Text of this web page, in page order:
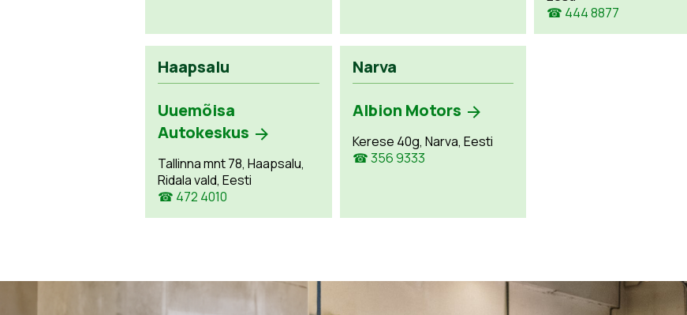
☎ 444 8877
Haapsalu
Uuemõisa
Autokeskus
Tallinna mnt 78, Haapsalu,
Ridala vald, Eesti
☎ 472 4010
Narva
Albion Motors
Kerese 40g, Narva, Eesti
☎ 356 9333